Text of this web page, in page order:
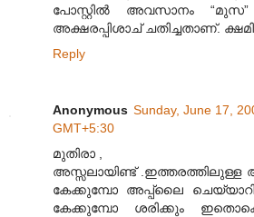
പോസ്റ്റില്‍ അവസാനം
അക്ഷരപ്പിശാച് ചതിച്ചതാണ്.
Reply
Anonymous Sunday, June 17,
GMT+5:30
മുതിരാ ,
അസ്സലായിണ്ട് .ഇത്തരത്തിലുള്ള
കേക്കുമ്പോ അപ്പ്ലൈ
കേക്കുമ്പോ ശരിക്കും